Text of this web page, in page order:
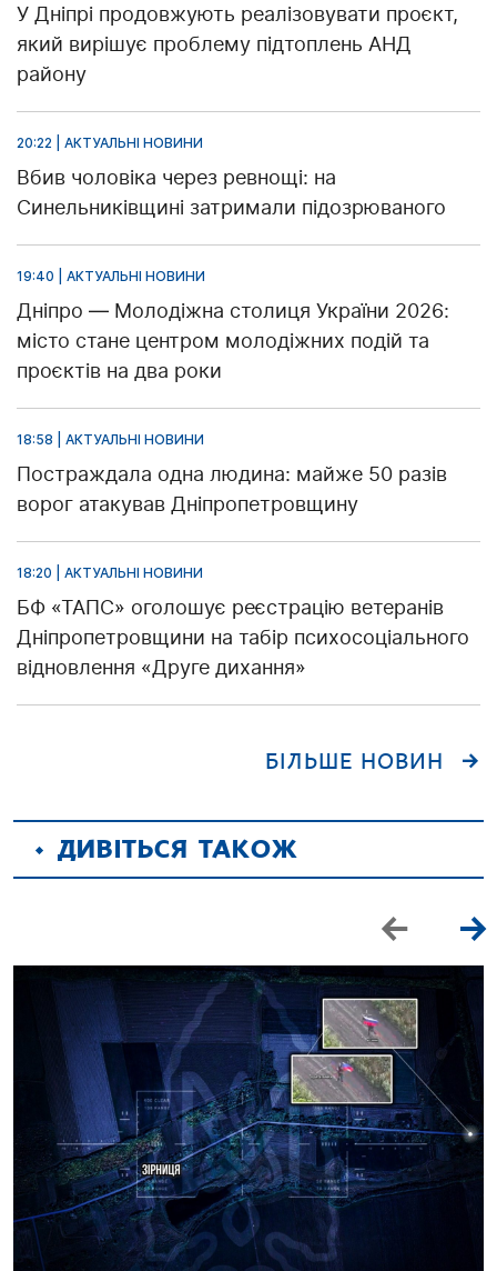
У Дніпрі продовжують реалізовувати проєкт,
який вирішує проблему підтоплень АНД
району
20:22 | АКТУАЛЬНІ НОВИНИ
Вбив чоловіка через ревнощі: на
Синельниківщині затримали підозрюваного
19:40 | АКТУАЛЬНІ НОВИНИ
Дніпро — Молодіжна столиця України 2026:
місто стане центром молодіжних подій та
проєктів на два роки
18:58 | АКТУАЛЬНІ НОВИНИ
Постраждала одна людина: майже 50 разів
ворог атакував Дніпропетровщину
18:20 | АКТУАЛЬНІ НОВИНИ
БФ «ТАПС» оголошує реєстрацію ветеранів
Дніпропетровщини на табір психосоціального
відновлення «Друге дихання»
БІЛЬШЕ НОВИН
ДИВІТЬСЯ ТАКОЖ